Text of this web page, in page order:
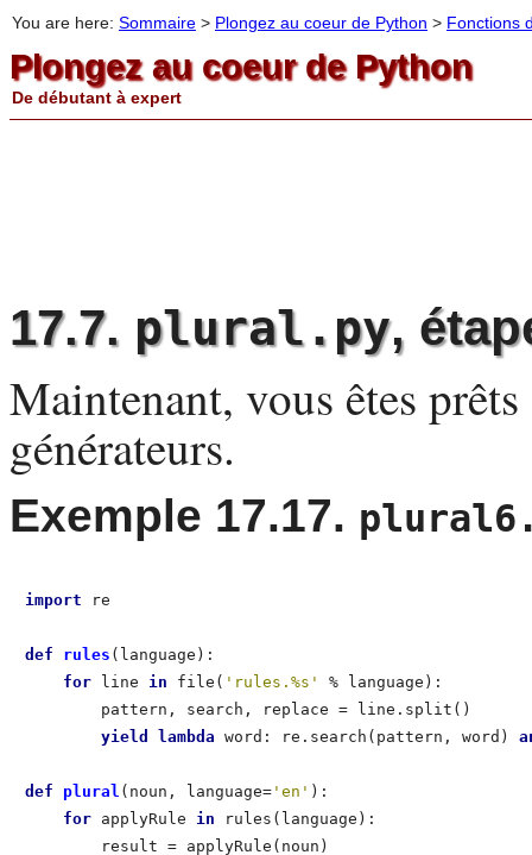
You are here: Sommaire > Plongez au coeur de Python > Fonctions
Plongez au coeur de Python
De débutant à expert
17.7. plural.py,
Maintenant, vous êtes
générateurs.
Exemple 17.17.
import re
def rules
for line in file( 'rules.%s'
%
pattern, search,
yield
lambda word: re.search(pattern, word)
def plural (noun, language= 'en' ):
for applyRule in rules(language):
        result = applyRule(noun)